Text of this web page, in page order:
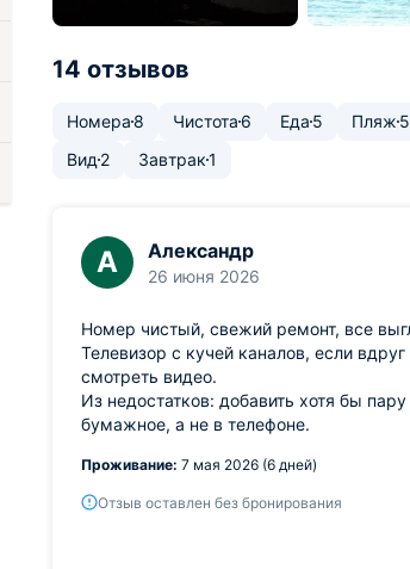
14 отзывов
Номера 8 Чистота 6 Еда 5 Пляж 5
Вид 2 Завтрак1
А Александр
26 июня 2026
Номер чистый, свежий ремонт, все
Телевизор с кучей каналов, если
смотреть видео.
Из недостатков: добавить хотя бы
бумажное, а не в телефоне.
Проживание: 7 мая 2026 (6 дней)
Отзыв оставлен без бронирования